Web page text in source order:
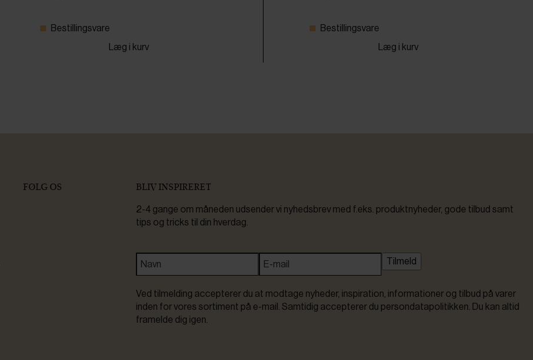
Bestillingsvare
Læg i kurv
Bestillingsvare
Læg i kurv
FØLG OS BLIV INSPIRERET
2-4 gange om måneden udsender vi nyhedsbrev med f.eks. produktnyheder, gode tilbud samt
tips og tricks til din hverdag.
Tilmeld
Ved tilmelding accepterer du at modtage nyheder, inspiration, informationer og tilbud på varer
inden for vores sortiment på e-mail. Samtidig accepterer du persondatapolitikken. Du kan altid
framelde dig igen.